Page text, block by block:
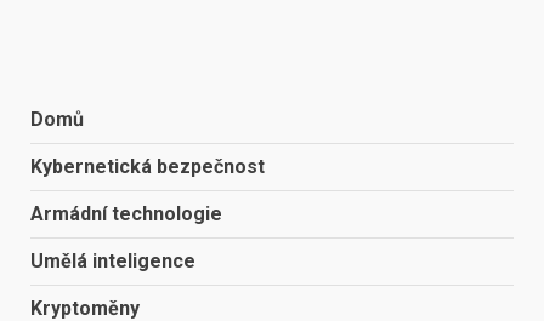
Domů
Kybernetická bezpečnost
Armádní technologie
Umělá inteligence
Kryptoměny